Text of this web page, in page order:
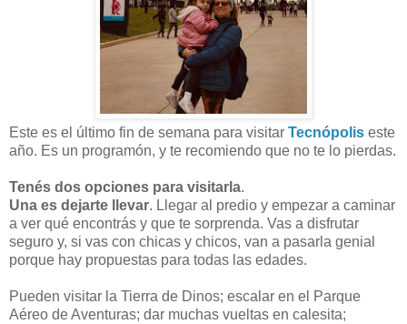
Este es el último fin de semana para visitar Tecnópolis este
año. Es un programón, y te recomiendo que no te lo pierdas.
Tenés dos opciones para visitarla.
Una es dejarte llevar. Llegar al predio y empezar a caminar
a ver qué encontrás y que te sorprenda. Vas a disfrutar
seguro y, si vas con chicas y chicos, van a pasarla genial
porque hay propuestas para todas las edades.
Pueden visitar la Tierra de Dinos; escalar en el Parque
Aéreo de Aventuras; dar muchas vueltas en calesita;